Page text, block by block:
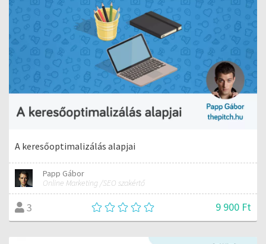
A keresőoptimalizálás alapjai
Papp Gábor
Online Marketing /SEO szakértő
3 9 900 Ft